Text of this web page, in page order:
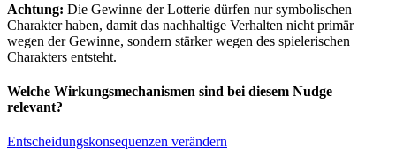
Achtung: Die Gewinne der Lotterie dürfen nur symbolischen
Charakter haben, damit das nachhaltige Verhalten nicht primär
wegen der Gewinne, sondern stärker wegen des spielerischen
Charakters entsteht.
Welche Wirkungsmechanismen sind bei diesem Nudge
relevant?
Entscheidungskonsequenzen verändern